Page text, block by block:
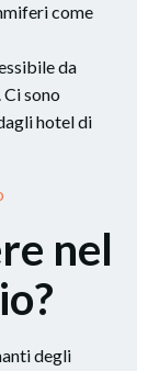
come
da
sono
hotel di
nel
degli